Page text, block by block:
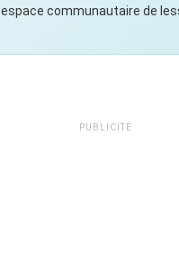
espace communautaire de
PUBLICITÉ